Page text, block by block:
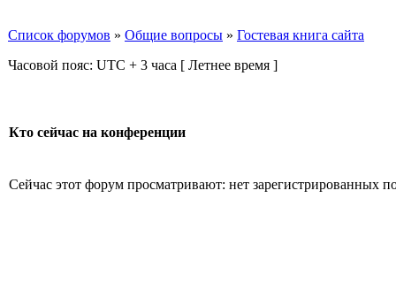
Список форумов » Общие вопросы » Гостевая книга сайта
Часовой пояс: UTC + 3 часа [ Летнее время ]
Кто сейчас на конференции
Сейчас этот форум просматривают: нет зарегистрированных